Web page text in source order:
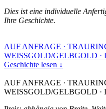
Dies ist eine individuelle
Ihre Geschichte.
AUF ANFRAGE ·
WEISSGOLD/GELBGOLD ·
Geschichte lesen ↓
AUF ANFRAGE ·
WEISSGOLD/GELBGOLD ·